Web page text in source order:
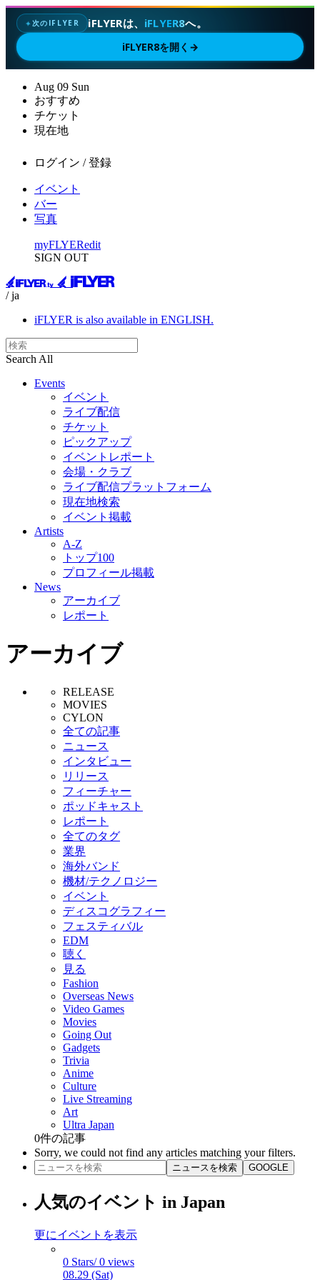
✦次のIFLYER iFLYERは、 iFLYER8へ。
iFLYER8を開く →
Aug 09 Sun
おすすめ
チケット
現在地
ログイン / 登録
イベント
バー
写真
myFLYERedit
SIGN OUT
/ ja
iFLYER is also available in ENGLISH.
Search All
Events
イベント
ライブ配信
チケット
ピックアップ
イベントレポート
会場・クラブ
ライブ配信プラットフォーム
現在地検索
イベント掲載
Artists
A-Z
トップ100
プロフィール掲載
News
アーカイブ
レポート
アーカイブ
RELEASE
MOVIES
CYLON
全ての記事
ニュース
インタビュー
リリース
フィーチャー
ポッドキャスト
レポート
全てのタグ
業界
海外バンド
機材/テクノロジー
イベント
ディスコグラフィー
フェスティバル
EDM
聴く
見る
Fashion
Overseas News
Video Games
Movies
Going Out
Gadgets
Trivia
Anime
Culture
Live Streaming
Art
Ultra Japan
0件の記事
Sorry, we could not find any articles matching your filters.
ニュースを検索 GOOGLE
人気のイベント in Japan
更にイベントを表示
0 Stars/ 0 views
08.29 (Sat)